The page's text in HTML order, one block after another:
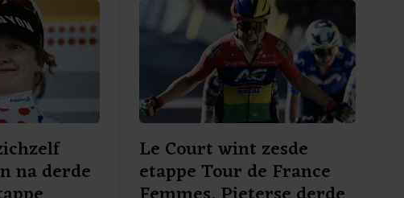
na derde
Le Court wint zesde
etappe Tour de France